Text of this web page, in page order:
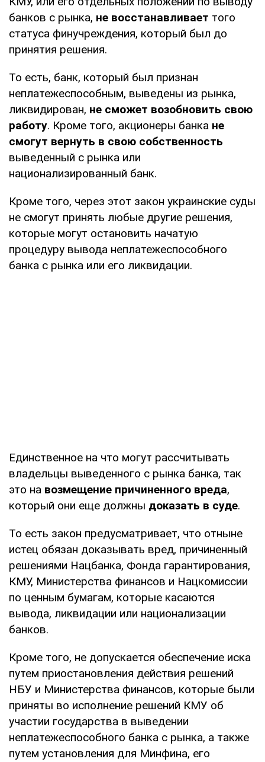
банков с рынка, не восстанавливает того
статуса финучреждения, который был до
принятия решения.
То есть, банк, который был признан
неплатежеспособным, выведены из рынка,
ликвидирован, не сможет возобновить свою
работу. Кроме того, акционеры банка не
смогут вернуть в свою собственность
выведенный с рынка или
национализированный банк.
Кроме того, через этот закон украинские суды
не смогут принять любые другие решения,
которые могут остановить начатую
процедуру вывода неплатежеспособного
банка с рынка или его ликвидации.
Единственное на что могут рассчитывать
владельцы выведенного с рынка банка, так
это на возмещение причиненного вреда,
который они еще должны доказать в суде.
То есть закон предусматривает, что отныне
истец обязан доказывать вред, причиненный
решениями Нацбанка, Фонда гарантирования,
КМУ, Министерства финансов и Нацкомиссии
по ценным бумагам, которые касаются
вывода, ликвидации или национализации
банков.
Кроме того, не допускается обеспечение иска
путем приостановления действия решений
НБУ и Министерства финансов, которые были
приняты во исполнение решений КМУ об
участии государства в выведении
неплатежеспособного банка с рынка, а также
путем установления для Минфина, его